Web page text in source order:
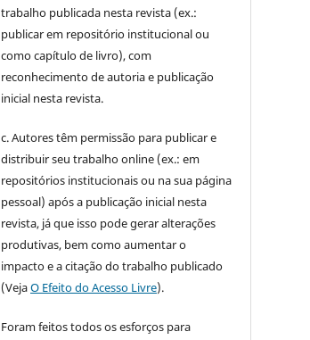
trabalho publicada nesta revista (ex.:
publicar em repositório institucional ou
como capítulo de livro), com
reconhecimento de autoria e publicação
inicial nesta revista.
c. Autores têm permissão para publicar e
distribuir seu trabalho online (ex.: em
repositórios institucionais ou na sua página
pessoal) após a publicação inicial nesta
revista, já que isso pode gerar alterações
produtivas, bem como aumentar o
impacto e a citação do trabalho publicado
(VejaO Efeito do Acesso Livre).
Foram feitos todos os esforços para